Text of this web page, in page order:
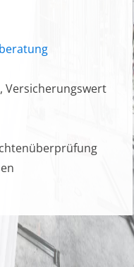
Versicherungswert